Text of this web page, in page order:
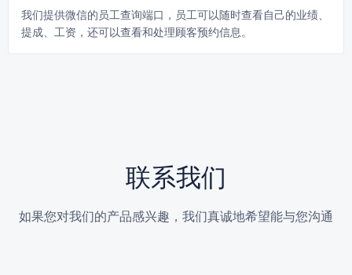
我们提供微信的员工查询端口，员工可以随时查看自己的业绩、
提成、工资，还可以查看和处理顾客预约信息。
联系我们
如果您对我们的产品感兴趣，我们真诚地希望能与您沟通